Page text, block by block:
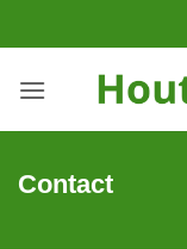
naar
Contact